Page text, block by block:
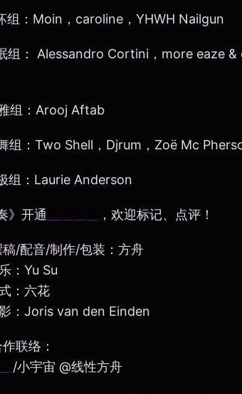
组：Moin，caroline，YHWH Nailgun
组： Alessandro Cortini，more eaze &
组：Arooj Aftab
组：Two Shell，Djrum，Zoë Mc
组：Laurie Anderson
》开通 ，欢迎标记、点评！
/配音/制作/包装：方舟
：Yu Su
：六花
：Joris van den Einden
联络：
/小宇宙 @线性方舟